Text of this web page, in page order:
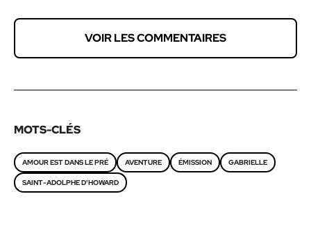
VOIR LES COMMENTAIRES
MOTS-CLÉS
AMOUR EST DANS LE PRÉ AVENTURE ÉMISSION GABRIELLE
SAINT-ADOLPHE D'HOWARD